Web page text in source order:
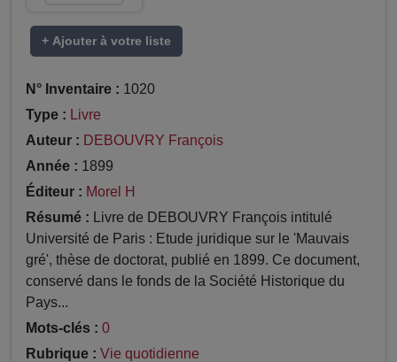
+ Ajouter à votre liste
N° Inventaire : 1020
Type : Livre
Auteur : DEBOUVRY François
Année : 1899
Éditeur : Morel H
Résumé : Livre de DEBOUVRY François intitulé
Université de Paris : Etude juridique sur le 'Mauvais
gré', thèse de doctorat, publié en 1899. Ce document,
conservé dans le fonds de la Société Historique du
Pays...
Mots-clés : 0
Rubrique : Vie quotidienne